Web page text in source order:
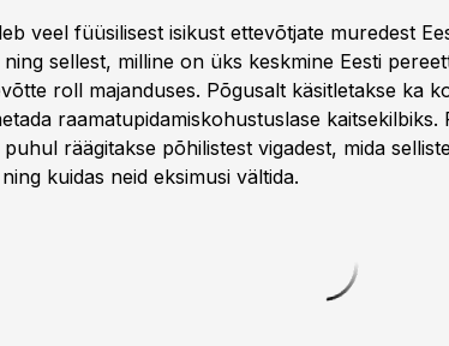
veel füüsilisest isikust ettevõtjate muredest
ning sellest, milline on üks keskmine Eesti
roll majanduses. Põgusalt käsitletakse ka
raamatupidamiskohustuslase kaitsekilbiks.
räägitakse põhilistest vigadest, mida
kuidas neid eksimusi vältida.